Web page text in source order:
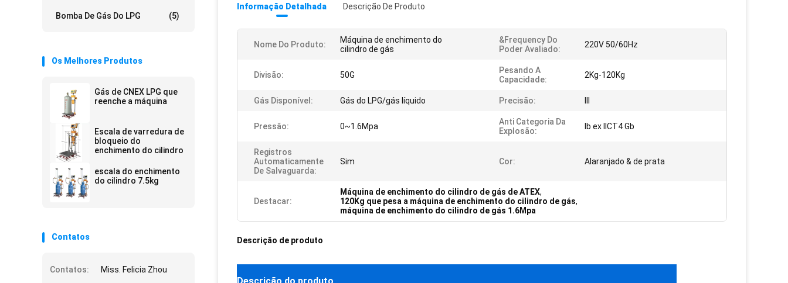
Bomba De Gás Do LPG (5)
Os Melhores Produtos
Gás de CNEX LPG que
reenche a máquina
Escala de varredura de
bloqueio do
enchimento do cilindro
escala do enchimento
do cilindro 7.5kg
Contatos
Contatos:
Miss. Felicia Zhou
Informação Detalhada Descrição De Produto
Nome Do Produto:
Máquina de enchimento do
cilindro de gás
&Frequency Do
Poder Avaliado:
220V 50/60Hz
Divisão: 50G
Pesando A
Capacidade:
2Kg-120Kg
Gás Disponível: Gás do LPG/gás líquido Precisão:
Pressão: 0~1.6Mpa
Anti Categoria Da
Explosão:
Ib ex IICT4 Gb
Registros
Automaticamente
De Salvaguarda:
Sim Cor: Alaranjado & de prata
Destacar:
Máquina de enchimento do cilindro de gás de ATEX,
120Kg que pesa a máquina de enchimento do cilindro de gás,
máquina de enchimento do cilindro de gás 1.6Mpa
Descrição de produto